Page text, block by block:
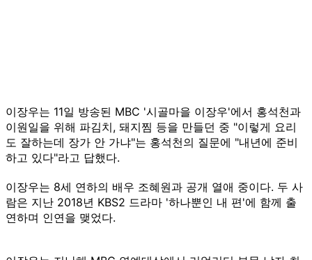
이장우는 11일 방송된 MBC '시골마을 이장우'에서 홍석천과
이원일을 위해 파김치, 돼지찜 등을 만들던 중 "이렇게 요리
도 잘하는데 장가 안 가냐"는 홍석천의 질문에 "내년에 준비
하고 있다"라고 답했다.
이장우는 8세 연하의 배우 조혜원과 공개 열애 중이다. 두 사
람은 지난 2018년 KBS2 드라마 '하나뿐인 내 편'에 함께 출
연하며 인연을 맺었다.